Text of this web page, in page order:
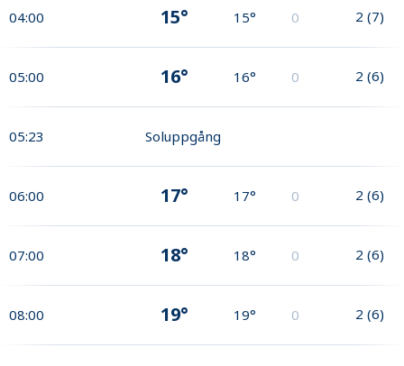
04:00 15° 15° 0 2 (7)
05:00 16° 16° 0 2 (6)
05:23 Soluppgång
06:00 17° 17° 0 2 (6)
07:00 18° 18° 0 2 (6)
08:00 19° 19° 0 2 (6)